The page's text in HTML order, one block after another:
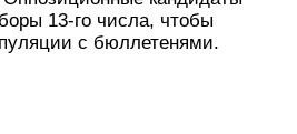
13-го числа, чтобы
с бюллетенями.